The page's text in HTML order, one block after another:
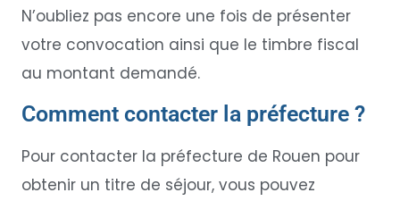
N’oubliez pas encore une fois de présenter
votre convocation ainsi que le timbre fiscal
au montant demandé.
Comment contacter la préfecture ?
Pour contacter la préfecture de Rouen pour
obtenir un titre de séjour, vous pouvez